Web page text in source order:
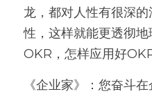
龙，都对人性有很深
性，这样就能更透彻
OKR，怎样应用好
《企业家》：您奋斗